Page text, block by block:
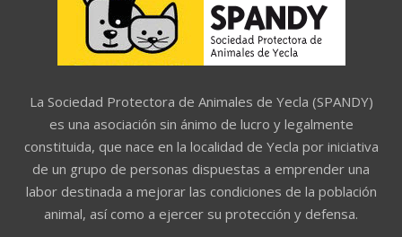
La Sociedad Protectora de Animales de Yecla (SPANDY)
es una asociación sin ánimo de lucro y legalmente
constituida, que nace en la localidad de Yecla por iniciativa
de un grupo de personas dispuestas a emprender una
labor destinada a mejorar las condiciones de la población
animal, así como a ejercer su protección y defensa.